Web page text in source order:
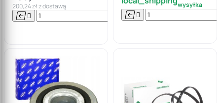
200,24 zł z dostawą
  

Do
wysyłka
 